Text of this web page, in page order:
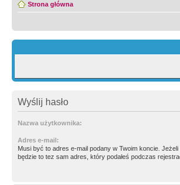
Strona główna
Wyślij hasło
Nazwa użytkownika:
Adres e-mail:
Musi być to adres e-mail podany w Twoim koncie.
będzie to tez sam adres, który podałeś podczas